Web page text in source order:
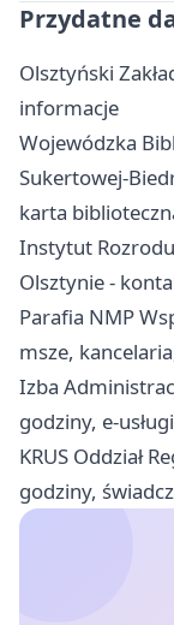
Przydatne
Olsztyński
informacje
Wojewódzka
Sukertowej-
karta
Instytut
Olsztynie -
Parafia NMP
msze,
Izba
godziny, e-usługi
KRUS Oddział
godziny,